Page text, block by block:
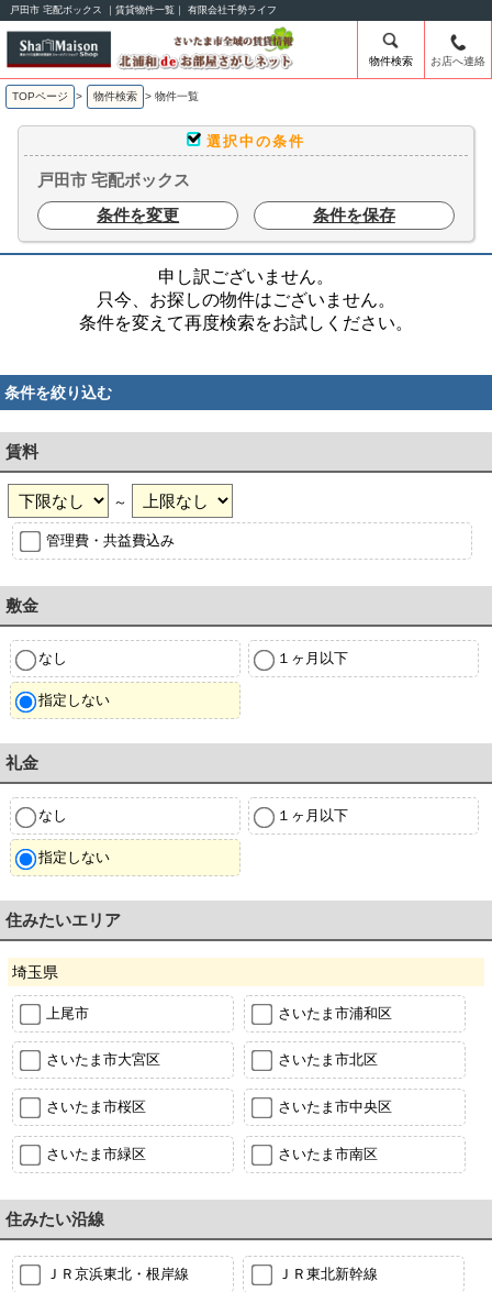
戸田市 宅配ボックス ｜賃貸物件一覧｜ 有限会社千勢ライフ
物件検索 お店へ連絡
TOPページ > 物件検索 > 物件一覧
選択中の条件
戸田市 宅配ボックス
条件を変更
条件を保存
申し訳ございません。
只今、お探しの物件はございません。
条件を変えて再度検索をお試しください。
条件を絞り込む
賃料
～
管理費・共益費込み
敷金
なし １ヶ月以下
指定しない
礼金
なし １ヶ月以下
指定しない
住みたいエリア
埼玉県
上尾市 さいたま市浦和区
さいたま市大宮区 さいたま市北区
さいたま市桜区 さいたま市中央区
さいたま市緑区 さいたま市南区
住みたい沿線
ＪＲ京浜東北・根岸線 ＪＲ東北新幹線